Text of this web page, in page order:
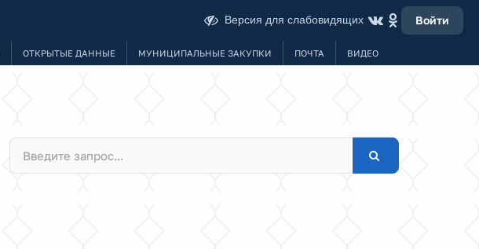
Версия для слабовидящих Войти
ОТКРЫТЫЕ ДАННЫЕ МУНИЦИПАЛЬНЫЕ ЗАКУПКИ ПОЧТА ВИДЕО